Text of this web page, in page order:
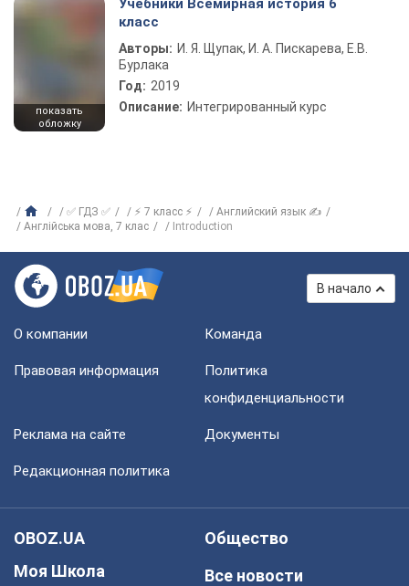
показать
обложку
Учебники Всемирная история 6
класс
Авторы: И. Я. Щупак, И. А. Пискарева, Е.В.
Бурлака
Год: 2019
Описание: Интегрированный курс
✅ ГДЗ ✅ ⚡ 7 класс ⚡
Английский язык ✍
Англiйська мова, 7 клас
Introduction
В начало
О компании Команда
Правовая информация
Политика
конфиденциальности
Реклама на сайте Документы
Редакционная политика
OBOZ.UA
Моя Школа
Общество
Все новости